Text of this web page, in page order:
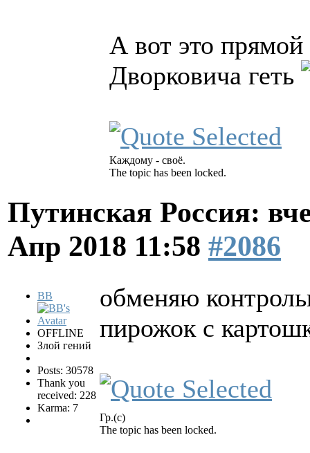
А вот это
Дворковича геть
Каждому - своё.
The topic has been locked.
Путинская Россия:
Апр 2018 11:58 #2086
BB
OFFLINE
Злой гений
Posts: 30578
Thank you
received: 228
Karma: 7
обменяю
пирожок с
Гр.(с)
The topic has been locked.